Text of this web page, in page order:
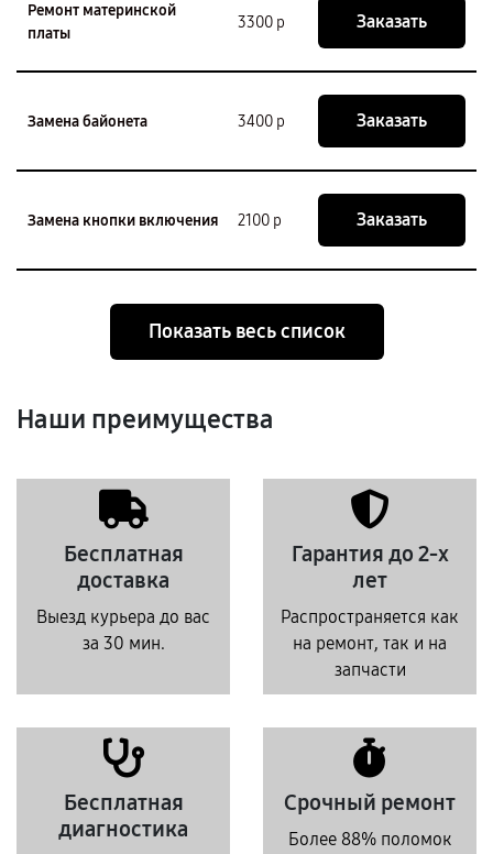
Ремонт материнской
платы
3300 р Заказать
Замена байонета 3400 р Заказать
Замена кнопки включения 2100 р Заказать
Показать весь список
Наши преимущества
Бесплатная
доставка
Выезд курьера до вас
за 30 мин.
Гарантия до 2-х
лет
Распространяется как
на ремонт, так и на
запчасти
Бесплатная
диагностика
Срочный ремонт
Более 88% поломок